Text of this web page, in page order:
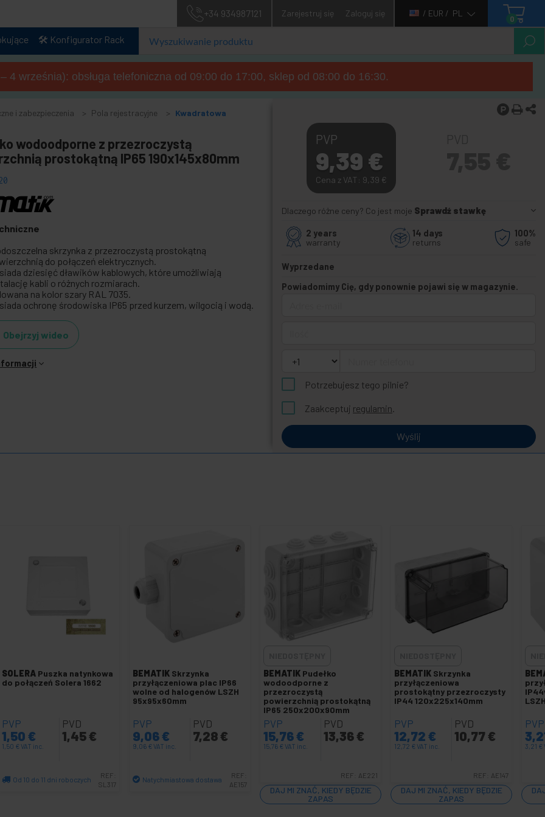
+34 934987121 Zarejestruj się Zaloguj się / EUR / PL
0
🛠️ Konfigurator Rack
4 września): obsługa telefoniczna od 09:00 do 17:00, sklep od 08:00 do 16:30.
i zabezpieczenia Pola rejestracyjne
Kwadratowa
wodoodporne z przezroczystą
prostokątną IP65 190x145x80mm
skrzynka z przezroczystą prostokątną
do połączeń elektrycznych.
dziesięć dławików kablowych, które umożliwiają
kabli o różnych rozmiarach.
na kolor szary RAL 7035.
ochronę środowiska IP65 przed kurzem, wilgocią i wodą.
Obejrzyj wideo
PVP
9,39 €
Cena z VAT: 9,39 €
Dlaczego różne ceny? Co jest moje Sprawdź stawkę
2 years
warranty
14 days
returns
100%
safe
Wyprzedane
Powiadomimy Cię, gdy ponownie pojawi się w magazynie.
Potrzebujesz tego pilnie?
Zaakceptuj regulamin.
Wyślij
SOLERA Puszka natynkowa
do połączeń Solera 1662
PVP
1,50 €
1,50 €VAT inc.
PVD
1,45 €
Od 10 do 11 dni roboczych
REF:
SL317
BEMATIK Skrzynka
przyłączeniowa plac IP66
wolne od halogenów LSZH
95x95x60mm
PVP
9,06€
9,06 €VAT inc.
PVD
7,28 €
Natychmiastowa dostawa
REF:
AE157
BEMATIK Pudełko
wodoodporne z
przezroczystą
powierzchnią prostokątną
IP65 250x200x90mm
PVP
15,76€
15,76 €VAT inc.
PVD
13,36 €
REF: AE221
DAJ MI ZNAĆ, KIEDY BĘDZIE
ZAPAS
BEMATIK Skrzynka
przyłączeniowa
prostokątny przezroczysty
IP44 120x225x140mm
PVP
12,72 €
12,72 €VAT inc.
PVD
10,77 €
REF: AE147
DAJ MI ZNAĆ, KIEDY BĘDZIE
ZAPAS
PVP
3,21 €